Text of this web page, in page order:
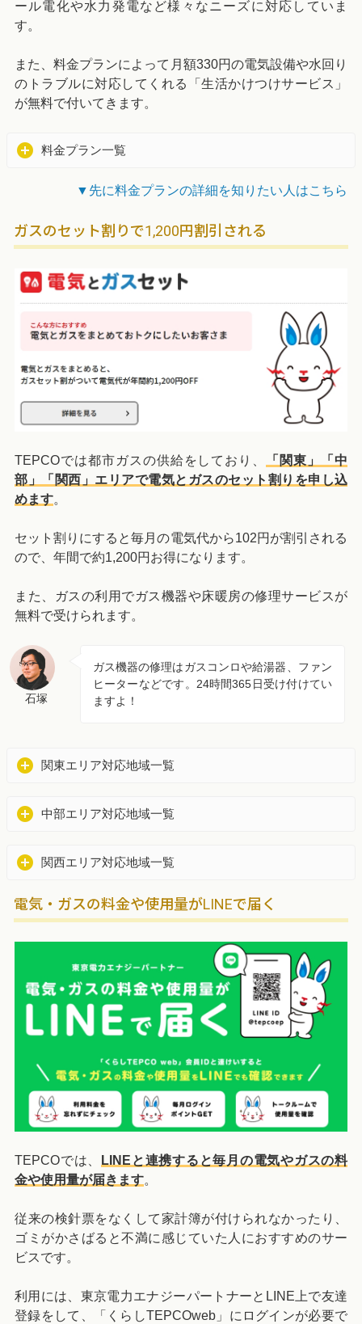
ール電化や水力発電など様々なニーズに対応していま
す。
また、料金プランによって月額330円の電気設備や水回り
のトラブルに対応してくれる「生活かけつけサービス」
が無料で付いてきます。
料金プラン一覧
▼先に料金プランの詳細を知りたい人はこちら
ガスのセット割りで1,200円割引される
TEPCOでは都市ガスの供給をしており、
「関東」「中
部」「関西」エリアで電気とガスのセット割りを申し込
めます。
セット割りにすると毎月の電気代から102円が割引される
ので、年間で約1,200円お得になります。
また、ガスの利用でガス機器や床暖房の修理サービスが
無料で受けられます。
石塚
ガス機器の修理はガスコンロや給湯器、ファン
ヒーターなどです。24時間365日受け付けてい
ますよ！
関東エリア対応地域一覧
中部エリア対応地域一覧
関西エリア対応地域一覧
電気・ガスの料金や使用量がLINEで届く
TEPCOでは、
LINEと連携すると毎月の電気やガスの料
金や使用量が届きます。
従来の検針票をなくして家計簿が付けられなかったり、
ゴミがかさばると不満に感じていた人におすすめのサー
ビスです。
利用には、東京電力エナジーパートナーとLINE上で友達
登録をして、「くらしTEPCOweb」にログインが必要で